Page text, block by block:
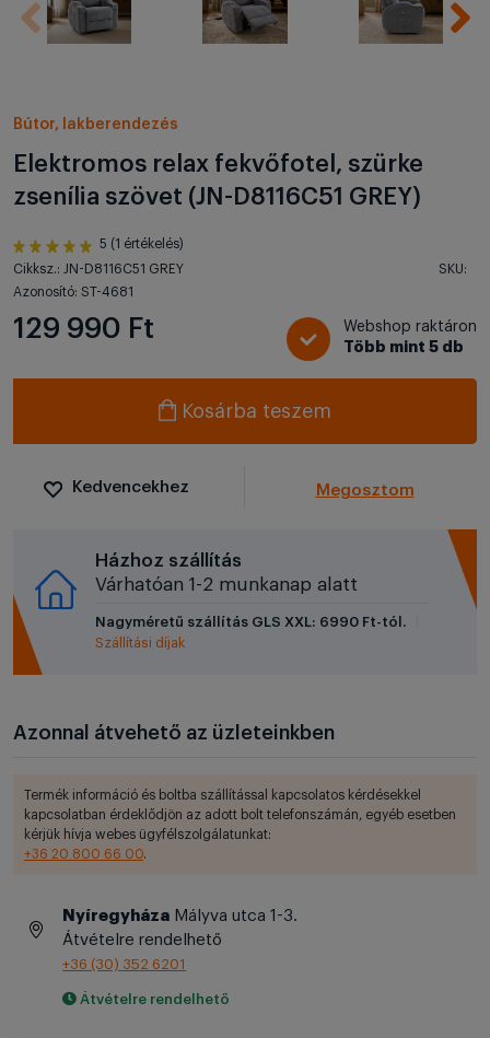
Bútor, lakberendezés
Elektromos relax fekvőfotel, szürke
zsenília szövet (JN-D8116C51 GREY)
5 (1 értékelés)
Cikksz.: JN-D8116C51 GREY
SKU:
Azonosító: ST-4681
129 990 Ft
Webshop raktáron
Több mint 5 db
Kosárba teszem
Kedvencekhez Megosztom
Házhoz szállítás
Várhatóan 1-2 munkanap alatt
Nagyméretű szállítás GLS XXL: 6990 Ft-tól.
Szállítási díjak
Azonnal átvehető az üzleteinkben
Termék információ és boltba szállítással kapcsolatos kérdésekkel
kapcsolatban érdeklődjön az adott bolt telefonszámán, egyéb esetben
kérjük hívja webes ügyfélszolgálatunkat:
+36 20 800 66 00.
Nyíregyháza Mályva utca 1-3.
Átvételre rendelhető
+36 (30) 352 6201
Átvételre rendelhető